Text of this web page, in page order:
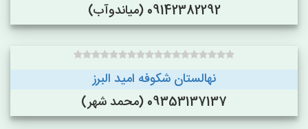
09142382292 (میاندوآب)
نهالستان شکوفه امید البرز
09353137137 (محمد شهر)